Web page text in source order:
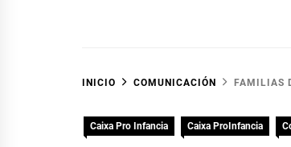
INICIO COMUNICACIÓN FAMILIAS
Caixa Pro Infancia Caixa ProInfancia